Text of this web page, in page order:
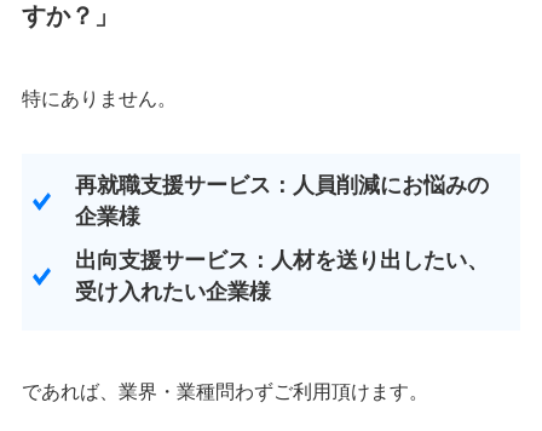
すか？」
特にありません。
再就職支援サービス：人員削減にお悩みの
企業様
出向支援サービス：人材を送り出したい、
受け入れたい企業様
であれば、業界・業種問わずご利用頂けます。